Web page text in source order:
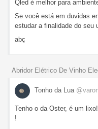
Qled é melhor para
Se você está em duvidas
estudar a finalidade do seu
abç
Abridor Elétrico De Vinho
Tonho da Lua
Tenho o da Oster, é um
!